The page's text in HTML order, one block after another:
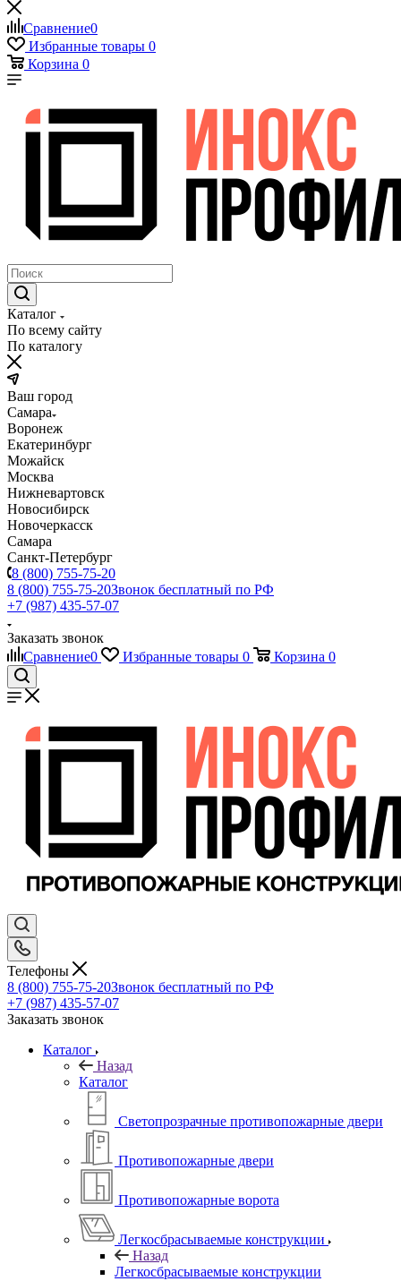
Сравнение0
Избранные товары 0
Корзина 0
Каталог
По всему сайту
По каталогу
Ваш город
Самара
Воронеж
Екатеринбург
Можайск
Москва
Нижневартовск
Новосибирск
Новочеркасск
Самара
Санкт-Петербург
8 (800) 755-75-20
8 (800) 755-75-20Звонок бесплатный по РФ
+7 (987) 435-57-07
Заказать звонок
Сравнение0 Избранные товары 0 Корзина 0
Телефоны
8 (800) 755-75-20Звонок бесплатный по РФ
+7 (987) 435-57-07
Заказать звонок
Каталог
Назад
Каталог
Светопрозрачные противопожарные двери
Противопожарные двери
Противопожарные ворота
Легкосбрасываемые конструкции
Назад
Легкосбрасываемые конструкции